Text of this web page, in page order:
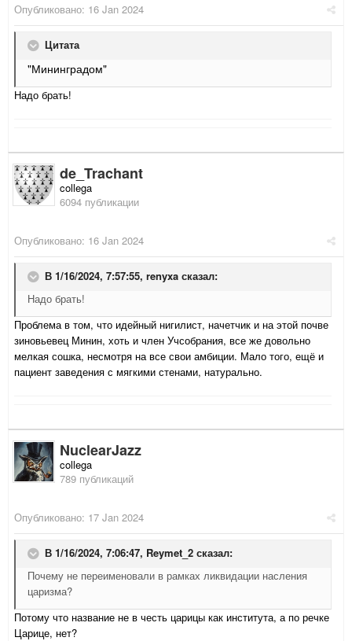
Опубликовано: 16 Jan 2024
Цитата
"Мининградом"
Надо брать!
de_Trachant
collega
6094 публикации
Опубликовано: 16 Jan 2024
В 1/16/2024, 7:57:55, renyxa сказал:
Надо брать!
Проблема в том, что идейный нигилист, начетчик и на этой почве
зиновьевец Минин, хоть и член Учсобрания, все же довольно
мелкая сошка, несмотря на все свои амбиции. Мало того, ещё и
пациент заведения с мягкими стенами, натурально.
NuclearJazz
collega
789 публикаций
Опубликовано: 17 Jan 2024
В 1/16/2024, 7:06:47, Reymet_2 сказал:
Почему не переименовали в рамках ликвидации насления
царизма?
Потому что название не в честь царицы как института, а по речке
Царице, нет?